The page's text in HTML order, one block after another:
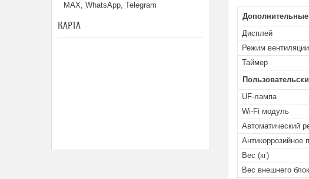
Дополнительные
Дисплей
Режим вентиляции
Таймер
UF-лампа
Wi-Fi модуль
Автоматический
Антикоррозийное
Вес (кг)
Вес внешнего
MAX, WhatsApp, Telegram
КАРТА